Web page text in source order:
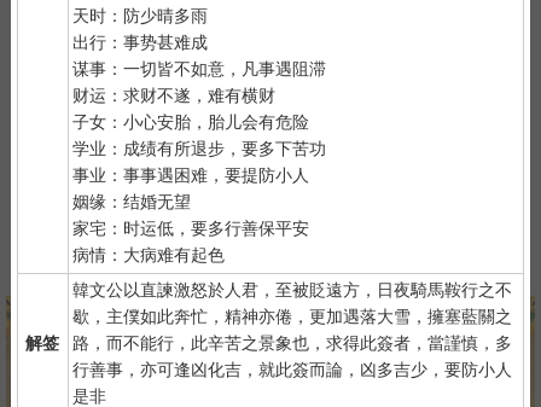
天时：防少晴多雨
出行：事势甚难成
谋事：一切皆不如意，凡事遇阻滞
财运：求财不遂，难有横财
子女：小心安胎，胎儿会有危险
学业：成绩有所退步，要多下苦功
事业：事事遇困难，要提防小人
姻缘：结婚无望
家宅：时运低，要多行善保平安
病情：大病难有起色
解签
韓文公以直諫激怒於人君，至被貶遠方，日夜騎馬鞍行之不
歇，主僕如此奔忙，精神亦倦，更加遇落大雪，擁塞藍關之
路，而不能行，此辛苦之景象也，求得此簽者，當謹慎，多
行善事，亦可逢凶化吉，就此簽而論，凶多吉少，要防小人
是非
紫微详批 奇门遁甲 梅花易数
八字终身运 河洛一生婚禄